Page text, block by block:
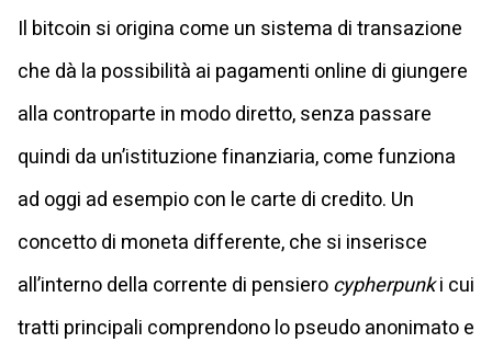
Il bitcoin si origina come un sistema di transazione
che dà la possibilità ai pagamenti online di giungere
alla controparte in modo diretto, senza passare
quindi da un’istituzione finanziaria, come funziona
ad oggi ad esempio con le carte di credito. Un
concetto di moneta differente, che si inserisce
all’interno della corrente di pensierocypherpunki cui
tratti principali comprendono lo pseudo anonimato e